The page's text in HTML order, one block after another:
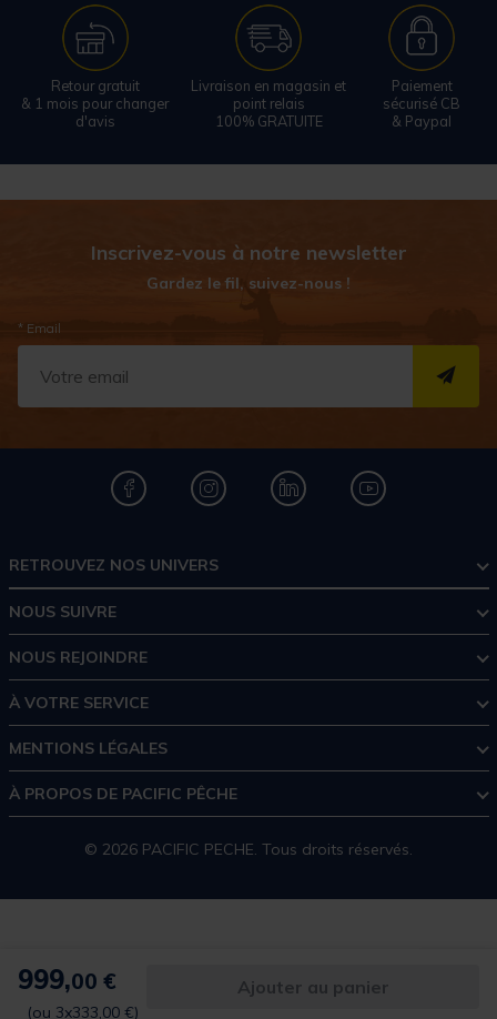
999,00 €
(ou 3x333,00 €)
Ajouter au panier
Retour gratuit
& 1 mois pour changer
d'avis
Livraison en magasin et
point relais
100% GRATUITE
Paiement
sécurisé CB
& Paypal
Inscrivez-vous à notre newsletter
Gardez le fil, suivez-nous !
* Email
RETROUVEZ NOS UNIVERS
NOUS SUIVRE
NOUS REJOINDRE
À VOTRE SERVICE
MENTIONS LÉGALES
À PROPOS DE PACIFIC PÊCHE
© 2026 PACIFIC PECHE. Tous droits réservés.